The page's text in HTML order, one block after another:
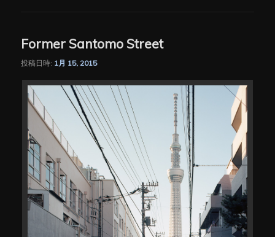
Former Santomo Street
投稿日時: 1月 15, 2015